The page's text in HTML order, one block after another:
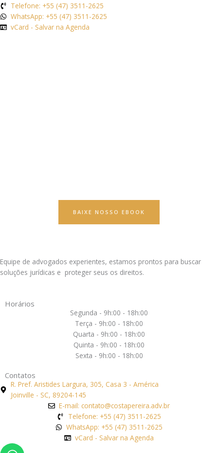
Telefone: +55 (47) 3511-2625
WhatsApp: +55 (47) 3511-2625
vCard - Salvar na Agenda
BAIXE NOSSO EBOOK
Equipe de advogados experientes, estamos prontos para buscar
soluções jurídicas e proteger seus os direitos.
Horários
Segunda - 9h:00 - 18h:00
Terça - 9h:00 - 18h:00
Quarta - 9h:00 - 18h:00
Quinta - 9h:00 - 18h:00
Sexta - 9h:00 - 18h:00
Contatos
R. Pref. Aristides Largura, 305, Casa 3 - América
Joinville - SC, 89204-145
E-mail: contato@costapereira.adv.br
Telefone: +55 (47) 3511-2625
WhatsApp: +55 (47) 3511-2625
vCard - Salvar na Agenda
Whatsapp
Phone-
Envelope
Google-